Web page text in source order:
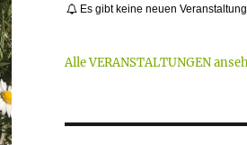
Es gibt keine neuen
Alle VERANSTALTUNGEN